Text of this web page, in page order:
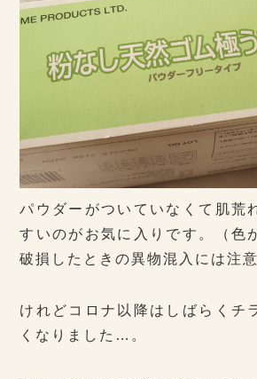
パウダーがついていなくて肌荒
すいのがお気に入りです。（色
破損したときの異物混入には注
けれどコロナ以降はしばらくチ
くなりました…。